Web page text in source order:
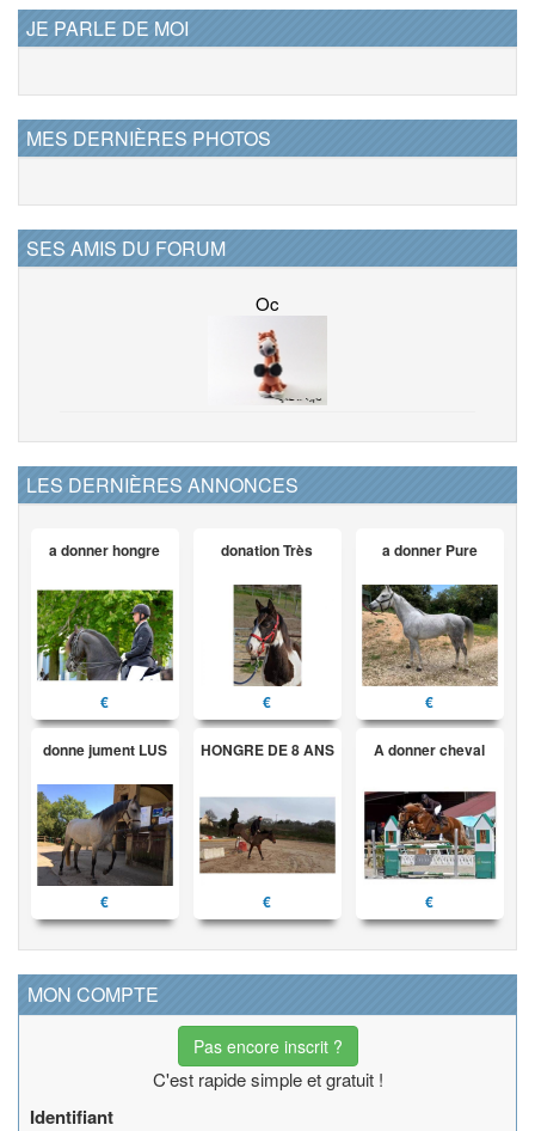
JE PARLE DE MOI
MES DERNIÈRES PHOTOS
SES AMIS DU FORUM
Oc
LES DERNIÈRES ANNONCES
a donner hongre
€
donation Très
€
a donner Pure
€
donne jument LUS
€
HONGRE DE 8 ANS
€
A donner cheval
€
MON COMPTE
Pas encore inscrit ?
C'est rapide simple et gratuit !
Identifiant